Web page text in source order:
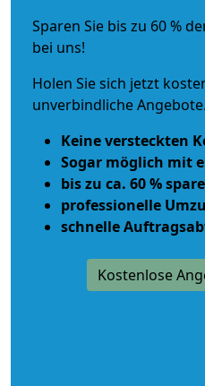
Sparen Sie bis zu 60 %
bei uns!
Holen Sie sich jetzt
unverbindliche Angebote.
Keine versteckten
Sogar möglich mit
bis zu ca. 60 %
professionelle
schnelle
Kostenlose